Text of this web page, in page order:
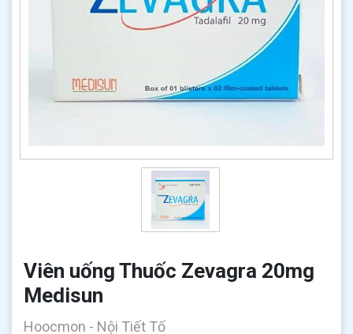
Viên uống Thuốc Zevagra 20mg
Medisun
Hoocmon - Nội Tiết Tố